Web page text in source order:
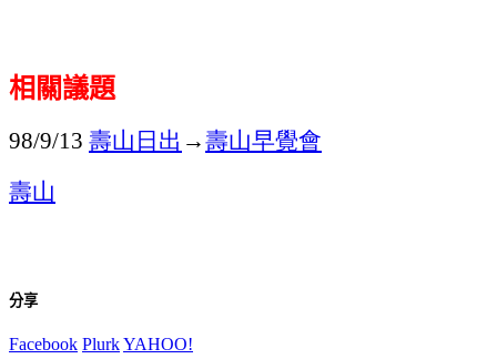
相關議題
98/9/13 壽山日出 →壽山早覺會
壽山
分享
Facebook PlurkYAHOO!